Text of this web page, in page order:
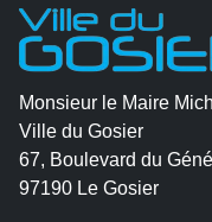
Monsieur le Maire
Ville du Gosier
67, Boulevard du
97190 Le Gosier